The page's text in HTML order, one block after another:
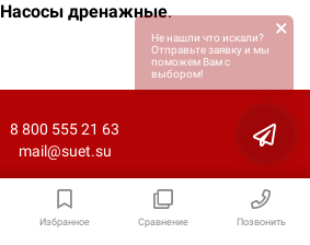
Избранное Сравнение Позвонить
Насосы дренажные.
8 800 555 21 63
mail@suet.su
Не нашли что искали?
Отправьте заявку и мы
поможем Вам с
выбором!
×